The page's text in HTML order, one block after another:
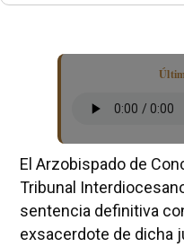
El Arzobispado de
Tribunal
sentencia definitiva
exsacerdote de dicha